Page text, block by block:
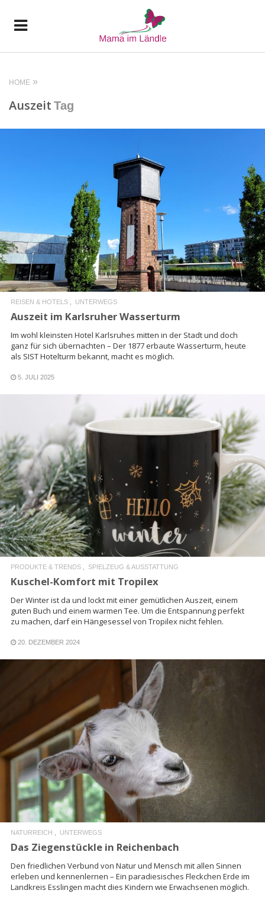
HOME
Auszeit Tag
READ MORE
REISEN & HOTELS UNTERWEGS
Auszeit im Karlsruher Wasserturm
Im wohl kleinsten Hotel Karlsruhes mitten in der Stadt und doch
ganz für sich übernachten – Der 1877 erbaute Wasserturm, heute
als SIST Hotelturm bekannt, macht es möglich.
5. JULI 2025
READ MORE
PRODUKTE & TRENDS SPIELZEUG & AUSSTATTUNG
Kuschel-Komfort mit Tropilex
Der Winter ist da und lockt mit einer gemütlichen Auszeit, einem
guten Buch und einem warmen Tee. Um die Entspannung perfekt
zu machen, darf ein Hängesessel von Tropilex nicht fehlen.
20. DEZEMBER 2024
READ MORE
NATURREICH UNTERWEGS
Das Ziegenstückle in Reichenbach
Den friedlichen Verbund von Natur und Mensch mit allen Sinnen
erleben und kennenlernen – Ein paradiesisches Fleckchen Erde im
Landkreis Esslingen macht dies Kindern wie Erwachsenen möglich.